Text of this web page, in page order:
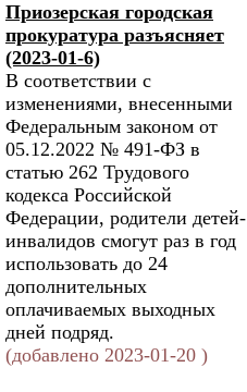
Приозерская городская
прокуратура разъясняет
(2023-01-6)
В соответствии с
изменениями, внесенными
Федеральным законом от
05.12.2022 № 491-ФЗ в
статью 262 Трудового
кодекса Российской
Федерации, родители детей-
инвалидов смогут раз в год
использовать до 24
дополнительных
оплачиваемых выходных
дней подряд.
(добавлено 2023-01-20 )